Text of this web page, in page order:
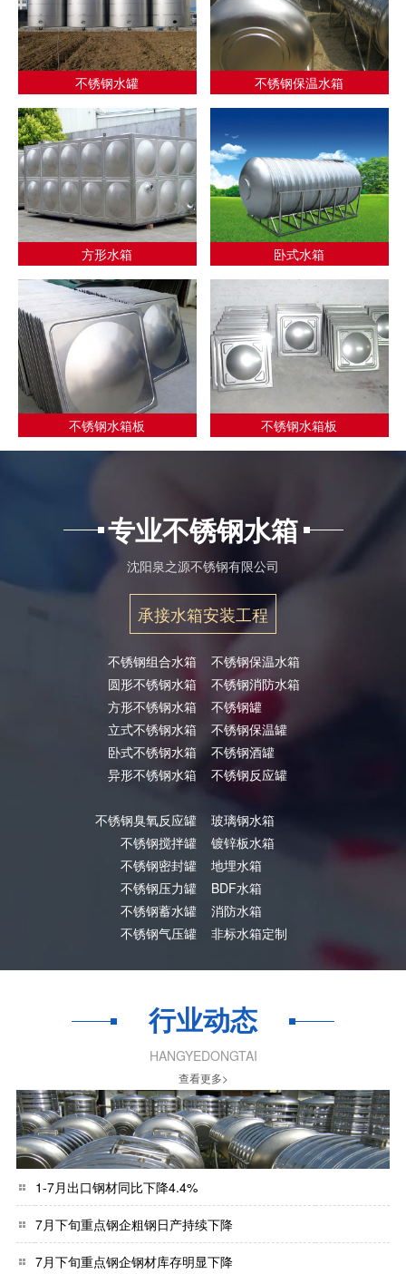
不锈钢水罐 不锈钢保温水箱
方形水箱 卧式水箱
不锈钢水箱板 不锈钢水箱板
专业不锈钢水箱
沈阳泉之源不锈钢有限公司
承接水箱安装工程
不锈钢组合水箱
圆形不锈钢水箱
方形不锈钢水箱
立式不锈钢水箱
卧式不锈钢水箱
异形不锈钢水箱
不锈钢臭氧反应罐
不锈钢搅拌罐
不锈钢密封罐
不锈钢压力罐
不锈钢蓄水罐
不锈钢气压罐
不锈钢保温水箱
不锈钢消防水箱
不锈钢罐
不锈钢保温罐
不锈钢酒罐
不锈钢反应罐
玻璃钢水箱
镀锌板水箱
地埋水箱
BDF水箱
消防水箱
非标水箱定制
行业动态
HANGYEDONGTAI
查看更多>
1-7月出口钢材同比下降4.4%
7月下旬重点钢企粗钢日产持续下降
7月下旬重点钢企钢材库存明显下降